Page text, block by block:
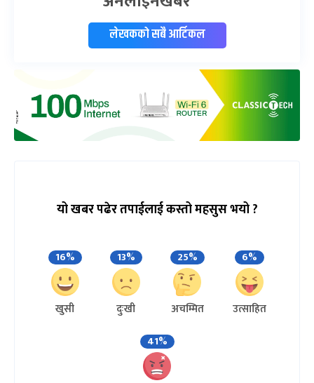
लेखकको सबै आर्टिकल
यो खबर पढेर तपाईलाई कस्तो महसुस भयो ?
16%
खुसी
13%
दुःखी
25%
अचम्मित
6%
उत्साहित
41%